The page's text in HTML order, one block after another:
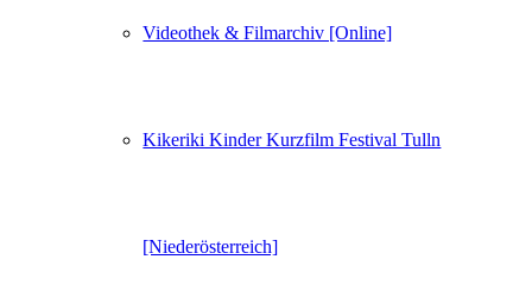
Videothek & Filmarchiv [Online]
Kikeriki Kinder Kurzfilm Festival Tulln
[Niederösterreich]